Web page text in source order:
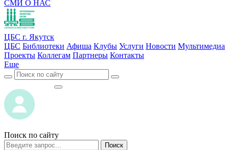
СМИ О НАС
ЦБС г. Якутск
ЦБС Библиотеки Афиша Клубы Услуги Новости Мультимедиа
Проекты Коллегам Партнеры Контакты
Еще
Поиск по сайту
Поиск